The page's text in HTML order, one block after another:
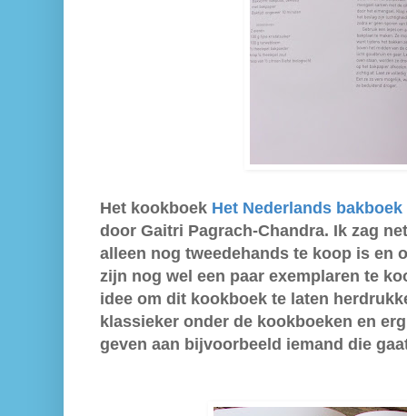
Het kookboek Het Nederlands bakboek
door Gaitri Pagrach-Chandra. Ik zag
alleen nog tweedehands te koop is en
zijn nog wel een paar exemplaren te
idee om dit kookboek te laten
klassieker onder de kookboeken en
geven aan bijvoorbeeld iemand die